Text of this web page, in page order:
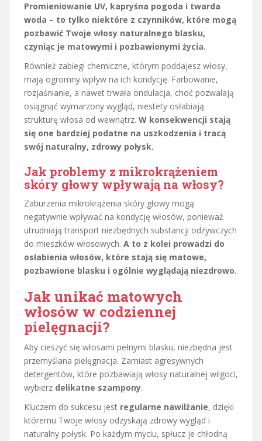
Promieniowanie UV, kapryśna pogoda i twarda
woda – to tylko niektóre z czynników, które mogą
pozbawić Twoje włosy naturalnego blasku,
czyniąc je matowymi i pozbawionymi życia.
Również zabiegi chemiczne, którym poddajesz włosy,
mają ogromny wpływ na ich kondycję. Farbowanie,
rozjaśnianie, a nawet trwała ondulacja, choć pozwalają
osiągnąć wymarzony wygląd, niestety osłabiają
strukturę włosa od wewnątrz. W konsekwencji stają
się one bardziej podatne na uszkodzenia i tracą
swój naturalny, zdrowy połysk.
Jak problemy z mikrokrążeniem
skóry głowy wpływają na włosy?
Zaburzenia mikrokrążenia skóry głowy mogą
negatywnie wpływać na kondycję włosów, ponieważ
utrudniają transport niezbędnych substancji odżywczych
do mieszków włosowych. A to z kolei prowadzi do
osłabienia włosów, które stają się matowe,
pozbawione blasku i ogólnie wyglądają niezdrowo.
Jak unikać matowych
włosów w codziennej
pielęgnacji?
Aby cieszyć się włosami pełnymi blasku, niezbędna jest
przemyślana pielęgnacja. Zamiast agresywnych
detergentów, które pozbawiają włosy naturalnej wilgoci,
wybierz delikatne szampony.
Kluczem do sukcesu jest regularne nawilżanie, dzięki
któremu Twoje włosy odzyskają zdrowy wygląd i
naturalny połysk. Po każdym myciu, spłucz je chłodną